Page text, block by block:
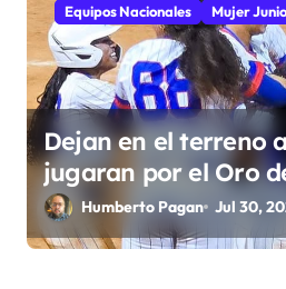
d
e
e
n
r
Equipos Nacionales Mujer
Dejan en el terreno
jugaran por el Oro
Humberto Pagan Jul 30,